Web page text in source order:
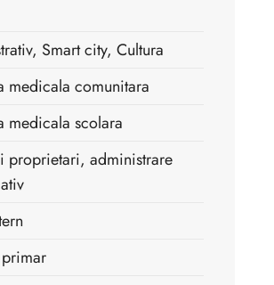
Smart city, Cultura
medicala comunitara
medicala scolara
proprietari, administrare